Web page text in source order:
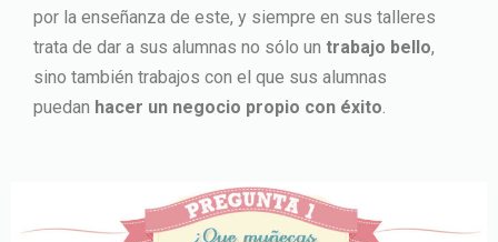
por la enseñanza de este, y siempre en sus talleres
trata de dar a sus alumnas no sólo un trabajo bello,
sino también trabajos con el que sus alumnas
puedan hacer un negocio propio con éxito.